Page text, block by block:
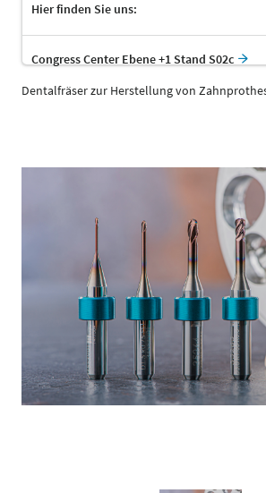
Hier finden Sie uns:
Congress Center Ebene +1 Stand S02c
Dentalfräser zur Herstellung von